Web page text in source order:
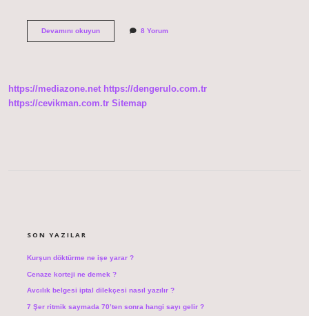
Devamını okuyunDönüşlü
8 Yorum
https://mediazone.net https://dengerulo.com.tr
https://cevikman.com.tr Sitemap
SON YAZILAR
Kurşun döktürme ne işe yarar ?
Cenaze korteji ne demek ?
Avcılık belgesi iptal dilekçesi nasıl yazılır ?
7 Şer ritmik saymada 70’ten sonra hangi sayı gelir ?